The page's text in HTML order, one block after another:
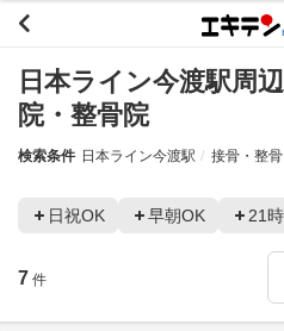
日本ライン今渡駅周
院・整骨院
検索条件 日本ライン今渡駅 接骨・整骨
日祝OK 早朝OK 21
7 件